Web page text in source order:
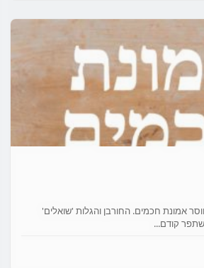
אמונת חכמים. החורבן והגלות 'שואלים'
קודם...